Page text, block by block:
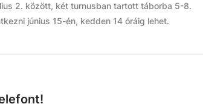
2. között, két turnusban tartott táborba 5-8.
június 15-én, kedden 14 óráig lehet.